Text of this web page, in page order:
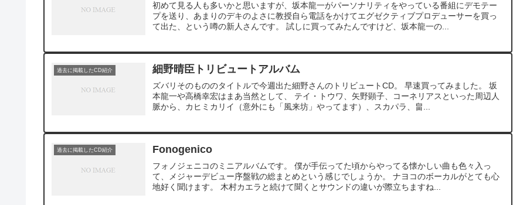
初めて見る人も多いかと思いますが、坂本龍一がパーソナリティをやっている番組にデモテー
プを送り、あまりのデキのよさに教授自ら電話をかけてエグゼクティブプロデューサーを買っ
て出た、という噂の新人さんです。 試しに買ってみたんですけど、坂本龍一の...
過去に掲載したCD紹介 細野晴臣トリビュートアルバム
ズバリそのもののタイトルで今週出た細野さんのトリビュートCD。 早速買ってみました。 坂
本龍一や高橋幸宏はまあ当然として、 テイ・トウワ、矢野顕子、コーネリアスといった周辺人
脈から、カヒミカリイ（意外にも「風来坊」やってます）、スカパラ、畠...
過去に掲載したCD紹介 Fonogenico
フォノジェニコのミニアルバムです。 僕が手伝ってた頃からやってる懐かしい曲も色々入っ
て、メジャーデビュー序盤戦の総まとめという感じでしょうか。 ナヨコのボーカルがとても心
地好く聞けます。 木村カエラと続けて聞くとサウンドの違いが際立ちますね...